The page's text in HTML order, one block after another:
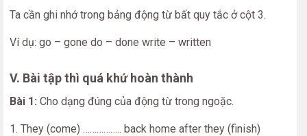
Ta cần ghi nhớ trong bảng động từ bất quy tắc ở cột 3.
Ví dụ: go – gone do – done write – written
V. Bài tập thì quá khứ hoàn thành
Bài 1: Cho dạng đúng của động từ trong ngoặc.
1. They (come) …………….. back home after they (finish)